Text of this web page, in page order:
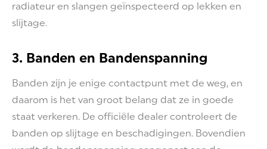
radiateur en slangen geïnspecteerd op lekken en
slijtage.
3. Banden en Bandenspanning
Banden zijn je enige contactpunt met de weg, en
daarom is het van groot belang dat ze in goede
staat verkeren. De officiële dealer controleert de
banden op slijtage en beschadigingen. Bovendien